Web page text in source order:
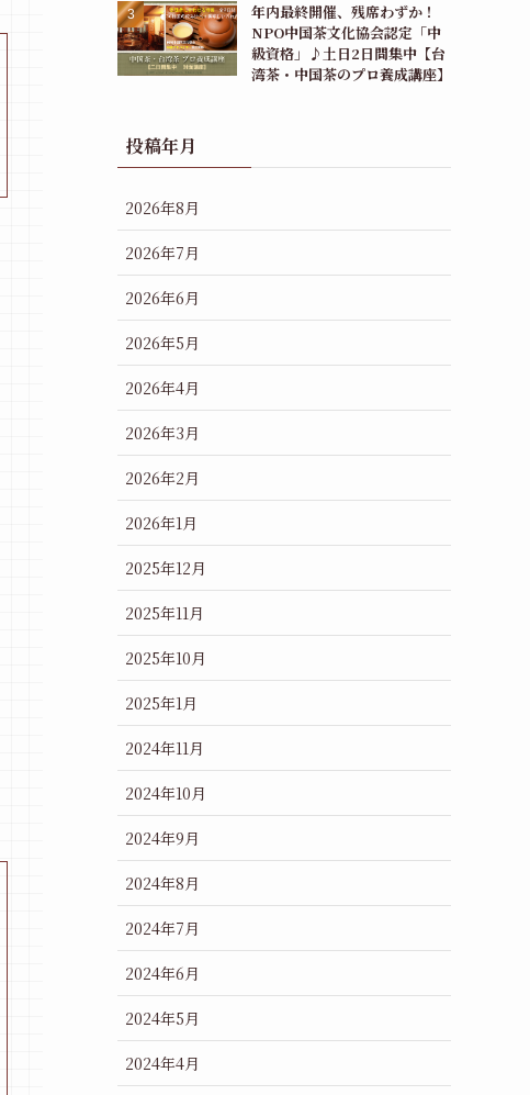
年内最終開催、残席わずか！
NPO中国茶文化協会認定「中
級資格」♪土日2日間集中【台
湾茶・中国茶のプロ養成講座】
投稿年月
2026年8月
2026年7月
2026年6月
2026年5月
2026年4月
2026年3月
2026年2月
2026年1月
2025年12月
2025年11月
2025年10月
2025年1月
2024年11月
2024年10月
2024年9月
2024年8月
2024年7月
2024年6月
2024年5月
2024年4月